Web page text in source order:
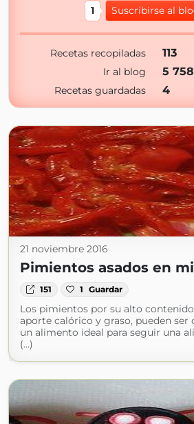
1 Suscribirse al
Recetas recopiladas 113
Ir al blog 5 758
Recetas guardadas 4
21 noviembre 2016
Pimientos asados en
151 1 Guardar
Los pimientos por su alto
aporte calórico y graso, pueden ser
un alimento ideal para seguir una
(...)